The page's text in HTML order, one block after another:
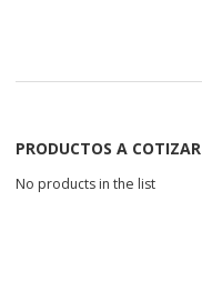
PRODUCTOS A COTIZAR
No products in the list